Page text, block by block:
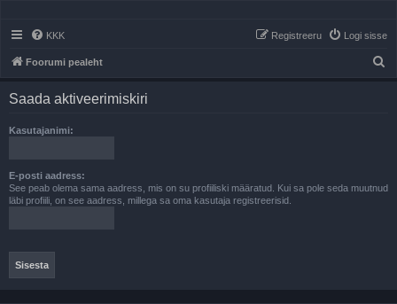
KKK Logi sisse
Registreeru
Foorumi pealeht
Saada aktiveerimiskiri
Kasutajanimi:
E-posti aadress:
See peab olema sama aadress, mis on su profiiliski määratud. Kui sa pole seda muutnud
läbi profiili, on see aadress, millega sa oma kasutaja registreerisid.